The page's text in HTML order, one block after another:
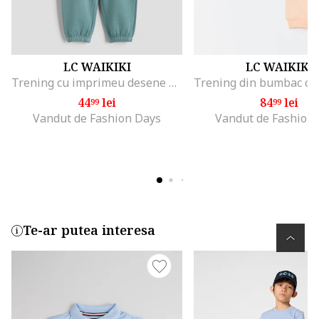
LC WAIKIKI
Trening cu imprimeu desene animate, Verde/Galben pal
4499lei
Vandut de Fashion Days
LC WAIKIKI
8499lei
Vandut de Fashion
Te-ar putea interesa